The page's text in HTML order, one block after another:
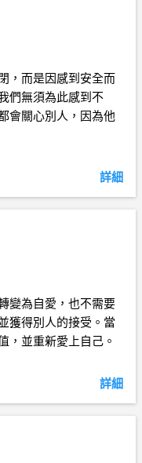
，而是因感到安全而
們無須為此感到不
會關心別人，因為他
詳細
變為自愛，也不需要
獲得別人的接受。當
，並重新愛上自己。
詳細